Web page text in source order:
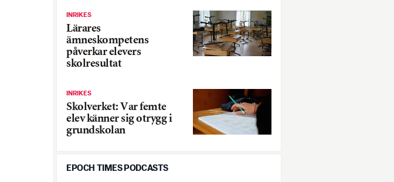
INRIKES
Lärares
ämneskompetens
påverkar elevers
skolresultat
INRIKES
Skolverket: Var femte
elev känner sig otrygg i
grundskolan
EPOCH TIMES PODCASTS